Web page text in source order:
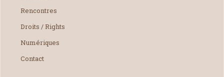
Rencontres
Droits / Rights
Numériques
Contact